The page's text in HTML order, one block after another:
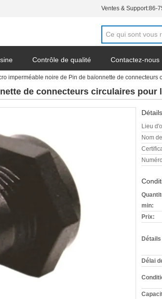
Ventes & Support:86-
Contrôle de qualité Contactez-nous
imperméable noire de Pin de baïonnette de connecteurs
de connecteurs circulaires pour
Lieu
Nom
min:
Prix:
Délai